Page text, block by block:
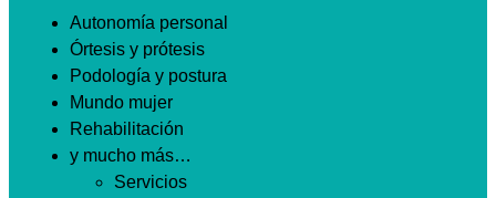
Autonomía personal
Órtesis y prótesis
Podología y postura
Mundo mujer
Rehabilitación
y mucho más…
Servicios